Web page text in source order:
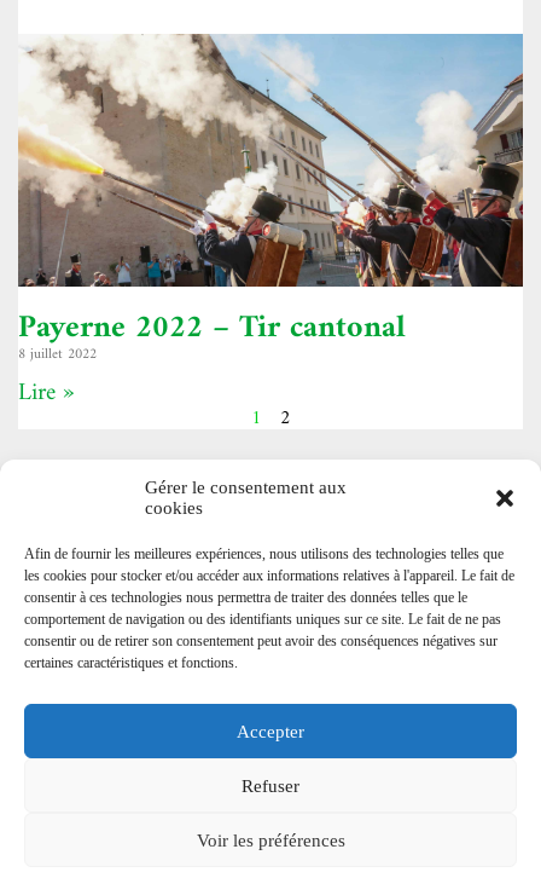
Gérer le consentement aux
cookies
Afin de fournir les meilleures expériences, nous utilisons des technologies telles que
les cookies pour stocker et/ou accéder aux informations relatives à l'appareil. Le fait de
consentir à ces technologies nous permettra de traiter des données telles que le
comportement de navigation ou des identifiants uniques sur ce site. Le fait de ne pas
consentir ou de retirer son consentement peut avoir des conséquences négatives sur
certaines caractéristiques et fonctions.
Accepter
Refuser
Voir les préférences
Payerne 2022 – Tir cantonal
8 juillet 2022
Lire »
1 2
NOTRE RÉSEAU
Les Mousquetaires Vaudois
Société des Vieux-Grenadiers de Genève
Contingent des Grenadiers fribourgeois
Musique militaire de Colombier
Cadre Noir et Blanc de Fribourg
Société Vaudoise des Officiers